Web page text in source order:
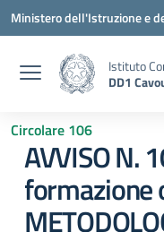
Vai ai contenuti
Vai al menu di navigazione
Vai al footer
Ministero dell'Istruzione e
Istituto
DD1
Circolare 106
AVVISO N.
formazione